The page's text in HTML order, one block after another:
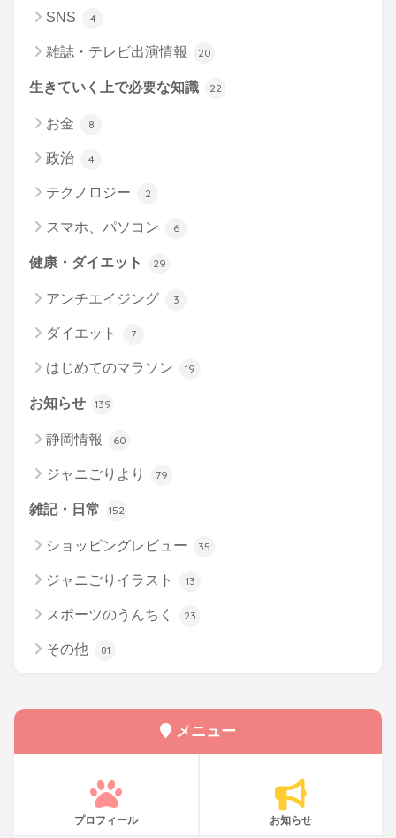
SNS 4
雑誌・テレビ出演情報 20
生きていく上で必要な知識 22
お金 8
政治 4
テクノロジー 2
スマホ、パソコン 6
健康・ダイエット 29
アンチエイジング 3
ダイエット 7
はじめてのマラソン 19
お知らせ 139
静岡情報 60
ジャニごりより 79
雑記・日常 152
ショッピングレビュー 35
ジャニごりイラスト 13
スポーツのうんちく 23
その他 81
メニュー
プロフィール お知らせ